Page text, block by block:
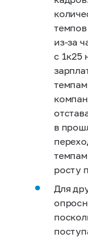
темпов
из‑за
с 1к25
в
росту
Для